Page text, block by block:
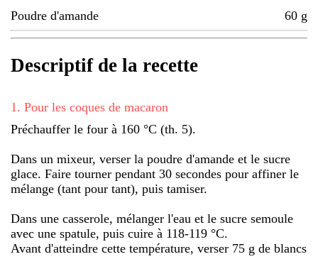
Poudre d'amande
60 g
Descriptif de la recette
1 . Pour les coques de macaron
Préchauffer le four à 160 °C (th. 5).
Dans un mixeur, verser la poudre d'amande et le sucre
glace. Faire tourner pendant 30 secondes pour affiner le
mélange (tant pour tant), puis tamiser.
Dans une casserole, mélanger l'eau et le sucre semoule
avec une spatule, puis cuire à 118-119 °C.
Avant d'atteindre cette température, verser 75 g de blancs